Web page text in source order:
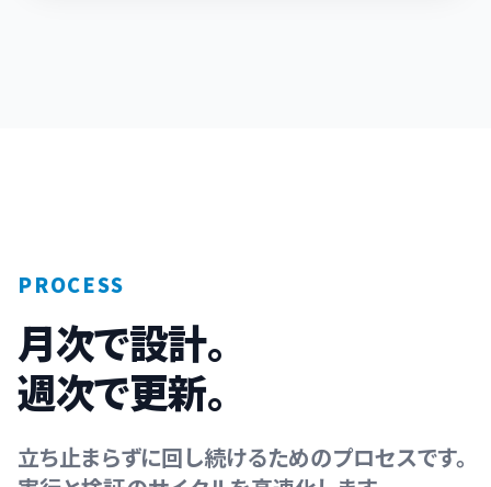
PROCESS
月次で設計。
週次で更新。
立ち止まらずに回し続けるためのプロセスです。